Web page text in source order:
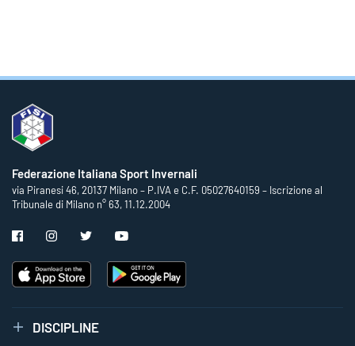
Federazione Italiana Sport Invernali
via Piranesi 46, 20137 Milano – P.IVA e C.F. 05027640159 – Iscrizione al
Tribunale di Milano n° 63, 11.12.2004
DISCIPLINE